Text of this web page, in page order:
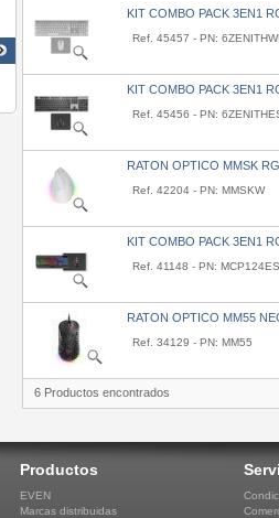
KIT COMBO PACK 3EN1
Ref. 45457 - PN:
KIT COMBO PACK 3EN1
Ref. 45456 - PN:
RATON OPTICO MMSK
Ref. 42204 - PN: MMSKW
KIT COMBO PACK 3EN1
Ref. 41148 - PN: MCP124ES
RATON OPTICO MM55
Ref. 34129 - PN: MM55
6 Productos encontrados
Productos
EVEN
Marcas distribuidas